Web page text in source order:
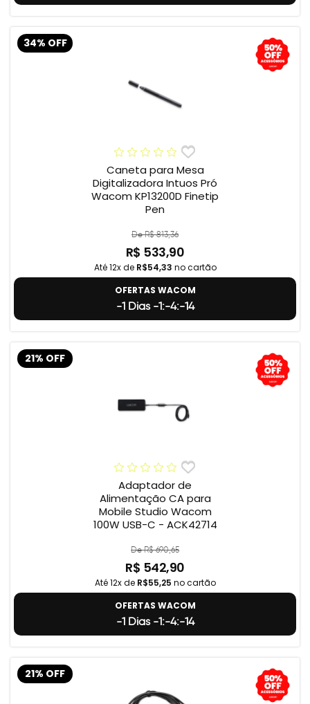
34% OFF
Caneta para Mesa
Digitalizadora Intuos Pró
Wacom KP13200D Finetip
Pen
De R$ 813,36
R$ 533,90
Até 12x de R$54,33 no cartão
OFERTAS WACOM
-1 Dias -1:-4:-15
21% OFF
Adaptador de
Alimentação CA para
Mobile Studio Wacom
100W USB-C - ACK42714
De R$ 690,65
R$ 542,90
Até 12x de R$55,25 no cartão
OFERTAS WACOM
-1 Dias -1:-4:-15
21% OFF